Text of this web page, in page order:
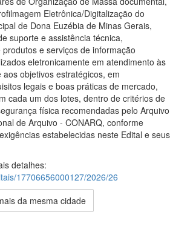
Eletrônica/Digitalização do
de Dona Euzébia de Minas Gerais,
suporte e assistência técnica,
e serviços de informação
eletronicamente em atendimento às
objetivos estratégicos, em
legais e boas práticas de mercado,
cada um dos lotes, dentro de critérios de
física recomendadas pelo Arquivo
de Arquivo - CONARQ, conforme
estabelecidas neste Edital e seus
detalhes:
17706656000127/2026/26
da mesma cidade